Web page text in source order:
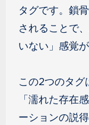
タグです。鎖
されることで
いない」感覚
この2つのタグ
「濡れた存在
ーションの説